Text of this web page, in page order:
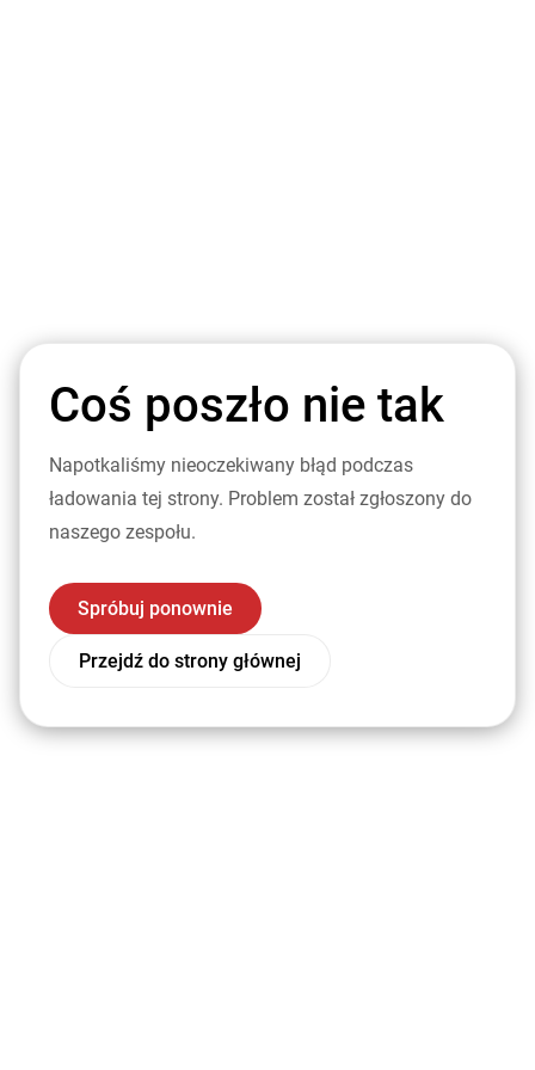
Coś poszło nie tak
Napotkaliśmy nieoczekiwany błąd podczas
ładowania tej strony. Problem został zgłoszony do
naszego zespołu.
Spróbuj ponownie
Przejdź do strony głównej